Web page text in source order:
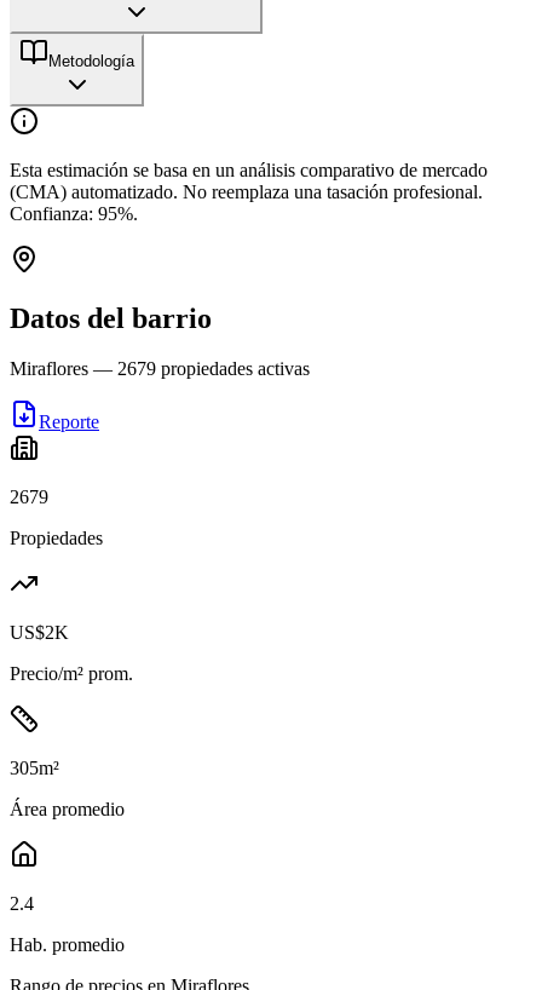
Metodología
Esta estimación se basa en un análisis comparativo de mercado
(CMA) automatizado. No reemplaza una tasación profesional.
Confianza: 95%.
Datos del barrio
Miraflores — 2679 propiedades activas
Reporte
2679
Propiedades
US$2K
Precio/m² prom.
305m²
Área promedio
2.4
Hab. promedio